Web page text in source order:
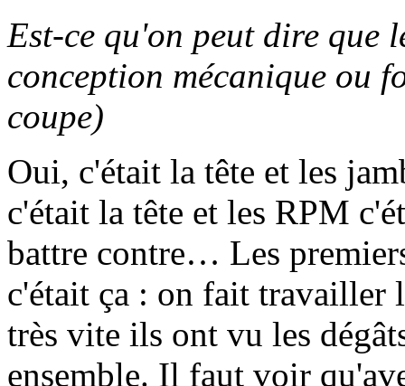
Est-ce qu'on peut dire que
conception mécanique ou
coupe)
Oui, c'était la tête et les
c'était la tête et les RPM
battre contre… Les
c'était ça : on fait travailler
très vite ils ont vu les
ensemble. Il faut voir